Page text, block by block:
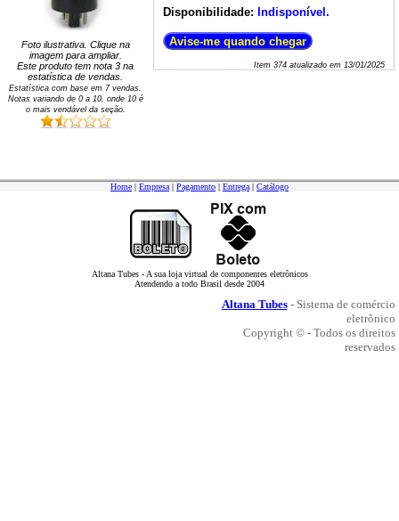
Foto ilustrativa. Clique na
imagem para ampliar.
Este produto tem nota 3 na
estatística de vendas.
Estatística com base em 7vendas.
Notas variando de 0a 10, onde 10 é
o mais vendável da seção.
Disponibilidade: Indisponível.
Item 374atualizado em 13/01/2025
Home | Empresa | Pagamento | Entrega | Catálogo
Altana Tubes - A sua loja virtual de componentes eletrônicos
Atendendo a todo Brasil desde 2004
Altana Tubes- Sistema de comércio
eletrônico
Copyright © - Todos os direitos
reservados